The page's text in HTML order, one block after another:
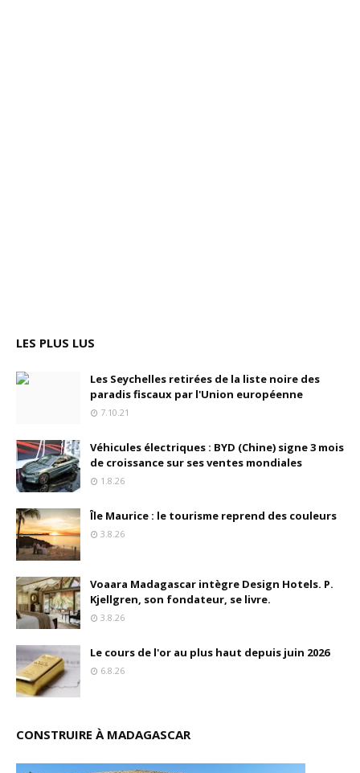
LES PLUS LUS
Les Seychelles retirées de la liste noire des
paradis fiscaux par l'Union européenne
7.10.21
Véhicules électriques : BYD (Chine) signe 3 mois
de croissance sur ses ventes mondiales
1.8.26
Île Maurice : le tourisme reprend des couleurs
3.8.26
Voaara Madagascar intègre Design Hotels. P.
Kjellgren, son fondateur, se livre.
3.8.26
Le cours de l'or au plus haut depuis juin 2026
6.8.26
CONSTRUIRE À MADAGASCAR